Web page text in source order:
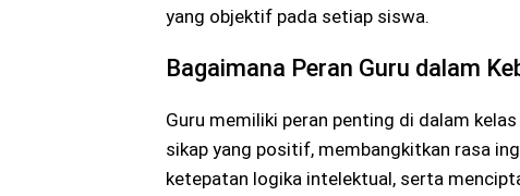
yang objektif pada setiap siswa.
Bagaimana Peran Guru dalam
Guru memiliki peran penting di dalam
sikap yang positif, membangkitkan rasa
ketepatan logika intelektual, serta